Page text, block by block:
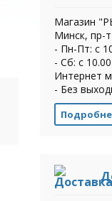
Магазин
Минск, пр-
- Пн-Пт: с
- Сб: с
Интернет
- Без